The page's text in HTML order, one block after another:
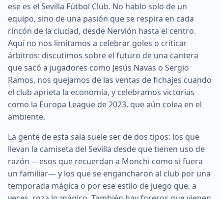
ese es el Sevilla Fútbol Club. No hablo solo de un
equipo, sino de una pasión que se respira en cada
rincón de la ciudad, desde Nervión hasta el centro.
Aquí no nos limitamos a celebrar goles o criticar
árbitros: discutimos sobre el futuro de una cantera
que sacó a jugadores como Jesús Navas o Sergio
Ramos, nos quejamos de las ventas de fichajes cuando
el club aprieta la economía, y celebramos victorias
como la Europa League de 2023, que aún colea en el
ambiente.
La gente de esta sala suele ser de dos tipos: los que
llevan la camiseta del Sevilla desde que tienen uso de
razón —esos que recuerdan a Monchi como si fuera
un familiar— y los que se engancharon al club por una
temporada mágica o por ese estilo de juego que, a